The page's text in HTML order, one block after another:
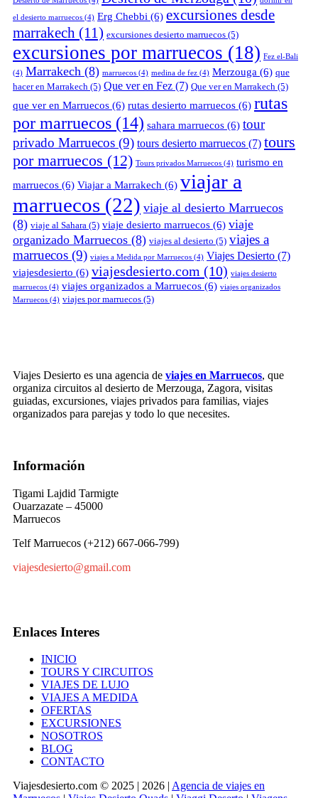
el desierto marruecos (4) Erg Chebbi (6) excursiones desde
marrakech (11) excursiones desierto marruecos (5)
excursiones por marruecos (18) Fez el-Bali
(4) Marrakech (8) marruecos (4) medina de fez (4) Merzouga (6) que
hacer en Marrakech (5) Que ver en Fez (7) Que ver en Marrakech (5)
que ver en Marruecos (6) rutas desierto marruecos (6) rutas
por marruecos (14) sahara marruecos (6) tour
privado Marruecos (9) tours desierto marruecos (7) tours
por marruecos (12) Tours privados Marruecos (4) turismo en
marruecos (6) Viajar a Marrakech (6) viajar a
marruecos (22) viaje al desierto Marruecos
(8) viaje al Sahara (5) viaje desierto marruecos (6) viaje
organizado Marruecos (8) viajes al desierto (5) viajes a
marruecos (9) viajes a Medida por Marruecos (4) Viajes Desierto (7)
viajesdesierto (6) viajesdesierto.com (10) viajes desierto
marruecos (4) viajes organizados a Marruecos (6) viajes organizados
Marruecos (4) viajes por marruecos (5)
Viajes Desierto es una agencia de viajes en Marruecos, que
organiza circuitos al desierto de Merzouga, Zagora, visitas
guiadas, excursiones, viajes privados para familias, viajes
organizados para parejas y todo lo que necesites.
Información
Tigami Lajdid Tarmigte
Ouarzazate – 45000
Marruecos
Telf Marruecos (+212) 667-066-799)
viajesdesierto@gmail.com
Enlaces Interes
INICIO
TOURS Y CIRCUITOS
VIAJES DE LUJO
VIAJES A MEDIDA
OFERTAS
EXCURSIONES
NOSOTROS
BLOG
CONTACTO
Viajesdesierto.com © 2025 | 2026 | Agencia de viajes en